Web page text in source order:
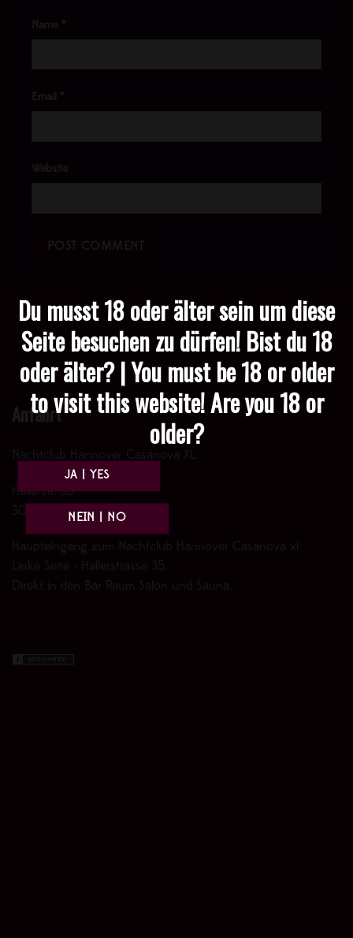
Du musst 18 oder älter sein um diese
Seite besuchen zu dürfen! Bist du 18
oder älter? | You must be 18 or older
to visit this website! Are you 18 or
older?
Name *
Email *
Website
Anfahrt
Nachtclub Hannover Casanova XL
Hallerstr. 35
30161 Hannover
Haupteingang zum Nachtclub Hannover Casanova xl
Linke Seite - Hallerstrasse 35.
Direkt in den Bar Raum Salon und Sauna.